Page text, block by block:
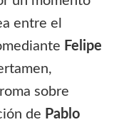
entre el
Felipe
sobre
de Pablo